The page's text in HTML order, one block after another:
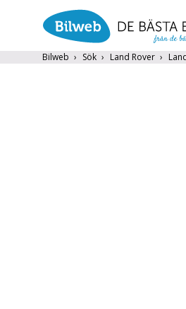
Bilweb Sök Land Rover
Endast fordon från